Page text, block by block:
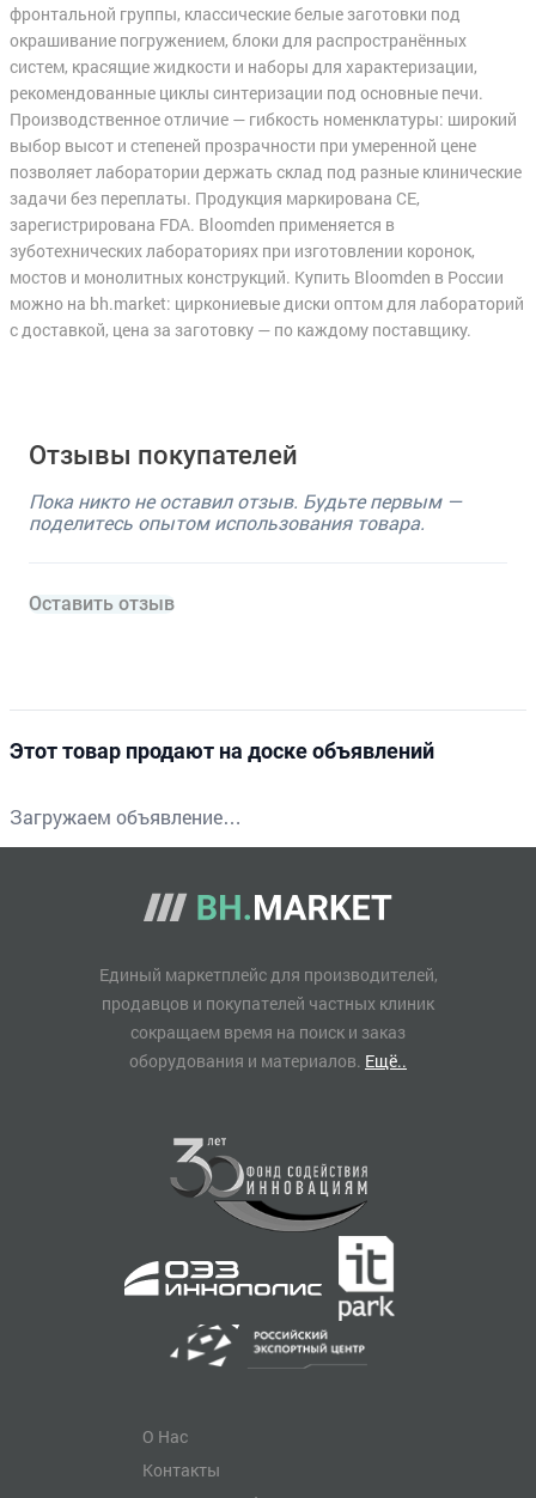
фронтальной группы, классические белые заготовки под
окрашивание погружением, блоки для распространённых
систем, красящие жидкости и наборы для характеризации,
рекомендованные циклы синтеризации под основные печи.
Производственное отличие — гибкость номенклатуры: широкий
выбор высот и степеней прозрачности при умеренной цене
позволяет лаборатории держать склад под разные клинические
задачи без переплаты. Продукция маркирована CE,
зарегистрирована FDA. Bloomden применяется в
зуботехнических лабораториях при изготовлении коронок,
мостов и монолитных конструкций. Купить Bloomden в России
можно на bh.market: циркониевые диски оптом для лабораторий
с доставкой, цена за заготовку — по каждому поставщику.
Отзывы покупателей
Пока никто не оставил отзыв. Будьте первым —
поделитесь опытом использования товара.
Оставить отзыв
Этот товар продают на доске объявлений
Загружаем объявление…
Единый маркетплейс для производителей,
продавцов и покупателей частных клиник
сокращаем время на поиск и заказ
оборудования и материалов. Ещё..
О Нас
Контакты